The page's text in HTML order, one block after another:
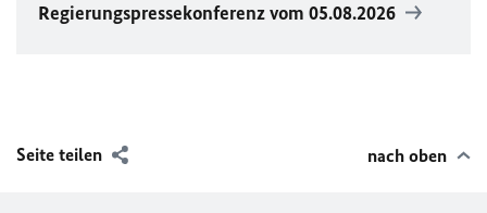
Regierungspressekonferenz vom 05.08.2026
Seite teilen nach oben